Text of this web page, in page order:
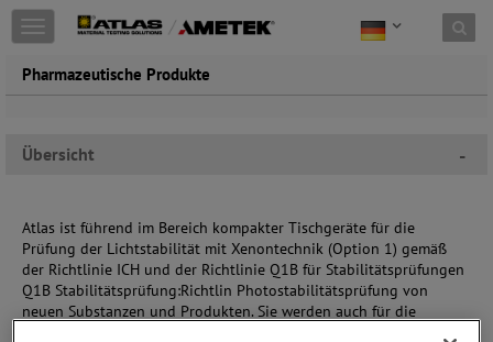
Toggle
navigation
Pharmazeutische Produkte
Übersicht -
Atlas ist führend im Bereich kompakter Tischgeräte für die
Prüfung der Lichtstabilität mit Xenontechnik (Option 1) gemäß
der Richtlinie ICH und der Richtlinie Q1B für Stabilitätsprüfungen
Q1B Stabilitätsprüfung:Richtlin Photostabilitätsprüfung von
neuen Substanzen und Produkten.Sie werden auch für die